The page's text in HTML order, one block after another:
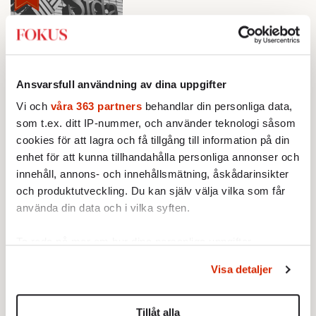
Ansvarsfull användning av dina uppgifter
Vi och våra 363 partners behandlar din personliga data,
som t.ex. ditt IP-nummer, och använder teknologi såsom
cookies för att lagra och få tillgång till information på din
enhet för att kunna tillhandahålla personliga annonser och
innehåll, annons- och innehållsmätning, åskådarinsikter
och produktutveckling. Du kan själv välja vilka som får
använda din data och i vilka syften.
Du kan ändra eller dra tillbaka ditt samtycke när som
helst från cookie-förklaringen.
Visa detaljer
Tillåt alla
Mest lästa
Av: Gustaf Lewander